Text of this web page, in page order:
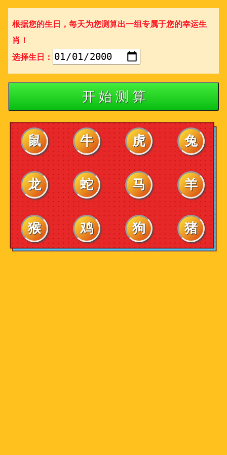
根据您的生日，每天为您测算出一组专属于您的幸运生
肖！
选择生日：
开 始 测 算
鼠 牛 虎 兔
龙 蛇 马 羊
猴 鸡 狗 猪